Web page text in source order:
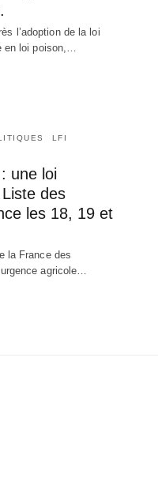
l’adoption de la loi
en loi poison,…
LFI
une loi
des
les 18, 19 et
la France des
agricole…